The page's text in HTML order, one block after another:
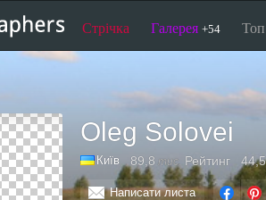
Стрічка Галерея +54
Oleg Solovei
Київ 89,8 тис. Рейтинг 44,5
Написати листа